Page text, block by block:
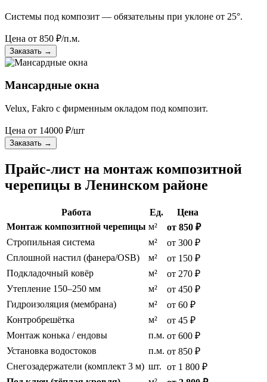
Системы под композит — обязательны при уклоне от 25°.
Цена от 850 ₽/п.м.
Заказать →
Мансардные окна
Velux, Fakro с фирменным окладом под композит.
Цена от 14000 ₽/шт
Заказать →
Прайс-лист на монтаж композитной
черепицы в Ленинском районе
Работа Ед.
Цена
Монтаж композитной черепицы м²
от 850 ₽
Стропильная система
м²
от 300 ₽
Сплошной настил (фанера/OSB)
м²
от 150 ₽
Подкладочный ковёр
м²
от 270 ₽
Утепление 150–250 мм
м²
от 450 ₽
Гидроизоляция (мембрана)
м²
от 60 ₽
Контробрешётка
м²
от 45 ₽
Монтаж конька / ендовы
п.м. от 600 ₽
Установка водостоков
п.м. от 850 ₽
Снегозадержатели (комплект 3 м) шт. от 1 800 ₽